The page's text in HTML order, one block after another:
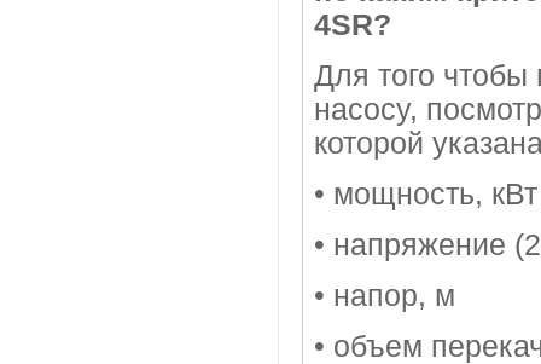
4SR?
Для того чтобы
насосу,
которой
• мощность, кВт
• напряжение
• напор, м
• объем